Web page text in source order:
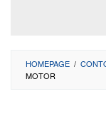
HOMEPAGE /
MOTOR